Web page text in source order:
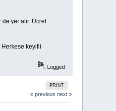
yer alır. Ücret
keyifli
Logged
PRINT
« previous next »